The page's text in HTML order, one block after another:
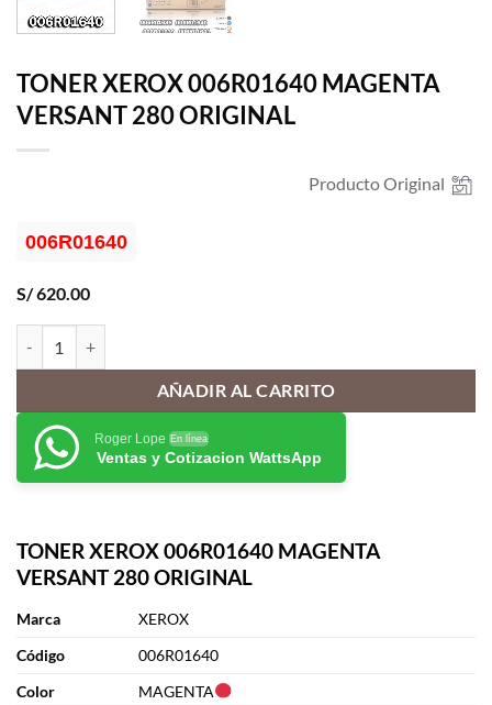
TONER XEROX 006R01640 MAGENTA
VERSANT 280 ORIGINAL
Producto Original
006R01640
S/620.00
AÑADIR AL CARRITO
Roger Lope En línea
Ventas y Cotizacion WattsApp
TONER XEROX 006R01640 MAGENTA
VERSANT 280 ORIGINAL
Marca
XEROX
Código
006R01640
Color
MAGENTA